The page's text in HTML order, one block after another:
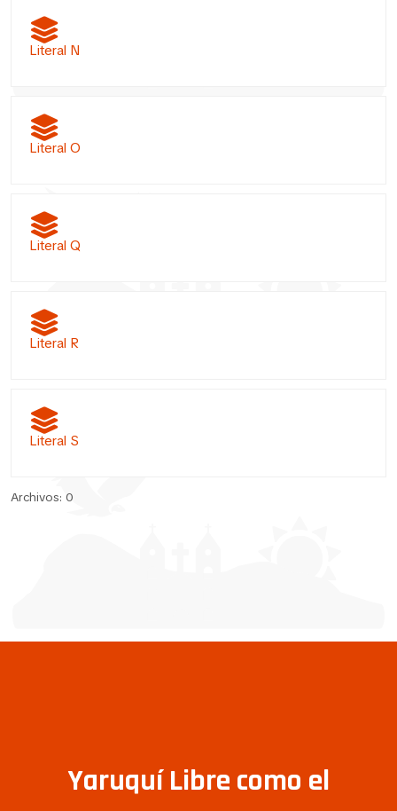
Literal N
Literal O
Literal Q
Literal R
Literal S
Archivos: 0
Yaruquí Libre como el